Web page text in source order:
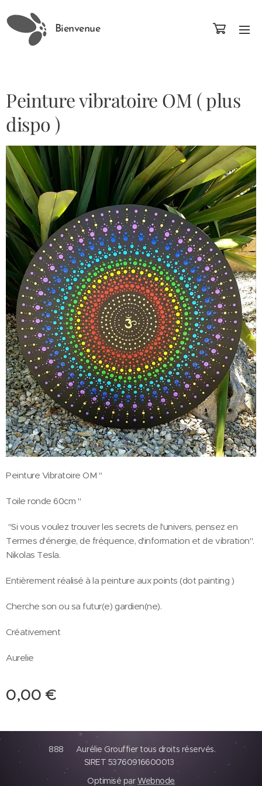
Bienvenue
Peinture vibratoire OM ( plus
dispo )
Peinture Vibratoire OM "
Toile ronde 60cm "
"Si vous voulez trouver les secrets de l'univers, pensez en
Termes d'énergie, de fréquence, d'information et de vibration".
Nikolas Tesla.
Entièrement réalisé à la peinture aux points (dot painting )
Cherche son ou sa futur(e) gardien(ne).
Créativement
Aurelie
0,00 €
888 Aurélie Grouffier tous droits réservés.
SIRET 53760916600013
Optimisé parWebnode